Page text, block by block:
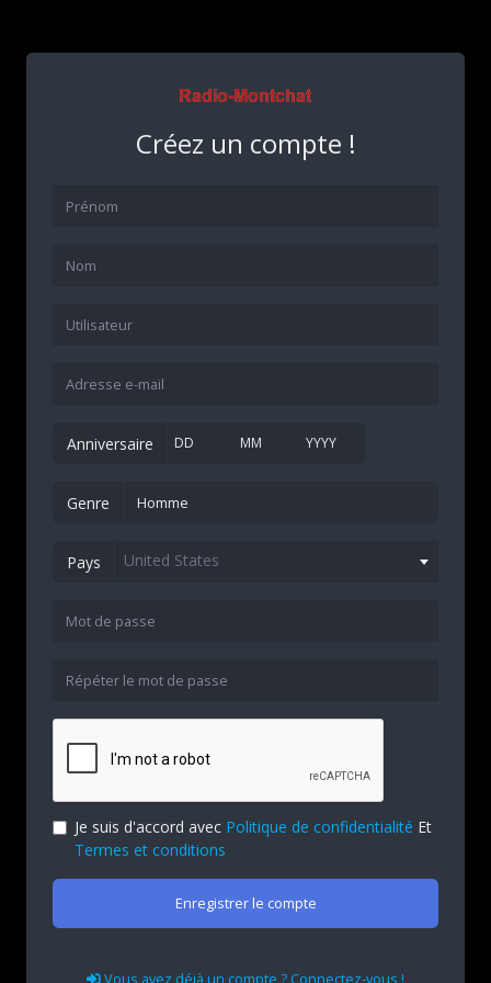
Créez un compte !
Anniversaire
Genre
Pays United States
Je suis d'accord avec Politique de confidentialité Et
Termes et conditions
Enregistrer le compte
Vous avez déjà un compte ? Connectez-vous !